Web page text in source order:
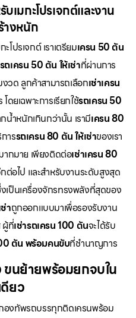
เมกะโปรเจกต์และงาน
างหนัก
ปรเจกต์ เราเตรียมเครน 50 ตัน
รถเครน 50 ตัน ให้เช่าที่ผ่านการ
วด ลูกค้าสามารถเลือกเช่าเครน
ดยเฉพาะการเรียกใช้รถเครน 50
น้ำหนักเกินกว่านั้น เรามีเครน 80
ารรถเครน 80 ตัน ให้เช่าของเรา
ากมาย เพียงติดต่อเช่าเครน 80
ต่อไป และสำหรับงานระดับสูงสุด
เป็นเครื่องจักรทรงพลังที่สุดของ
าถูกออกแบบมาเพื่อรองรับงาน
ผู้ที่เช่ารถเครน 100 ตันจะได้รับ
ตัน พร้อมคนขับที่ชำนาญการ
ขนย้ายพร้อมยกจบใน
ยว
องทัพรถบรรทุกติดเครนพร้อม